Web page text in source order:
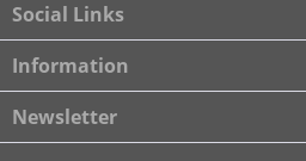
Social Links
Information
Newsletter